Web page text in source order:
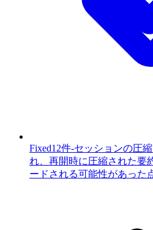
Fixed12件-セッションの圧
れ、再開時に圧縮された要
ードされる可能性があった